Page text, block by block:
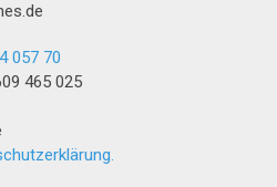
057 70
465 025